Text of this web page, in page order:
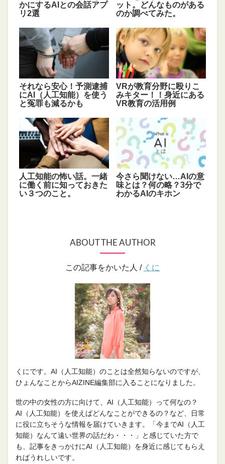
かにするAIとの会話アプ
リ2選
ット。どんなものがある
のか調べてみた。
それなら安心！予測逮捕
にAI（人工知能）を使う
と冤罪も減るかも
VRが教育分野に殴りこ
みキター！！身近にある
VR教育の活用例
人工知能の怖い話。一緒
に働く前に知っておきた
い３つのこと。
今さら聞けない…AIの意
味とは？何の略？3分で
わかるAIのキホン
ABOUT THE AUTHOR
この記事をかいた人 / くに
くにです。AI（人工知能）のことは全然知らないのですが、
ひょんなことからAIZINE編集部に入ることになりました。
世の中の女性の方に向けて、AI（人工知能）って何なの？
AI（人工知能）を使えばどんなことができるの？など、日常
に役に立ちそうな情報を届けていきます。「今までAI（人工
知能）なんて遠い世界の話だわ・・・」と感じていた方で
も、記事をきっかけにAI（人工知能）を身近に感じてもらえ
ればうれしいです。